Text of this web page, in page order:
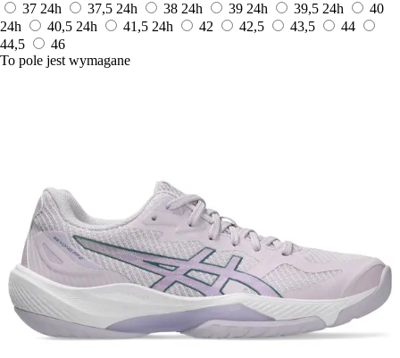
37 24h 37,5 24h 38 24h 39 24h 39,5 24h
40
24h
40,5 24h 41,5 24h 42 42,5 43,5
44
44,5
46
To pole jest wymagane